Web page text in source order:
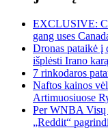
EXCLUSIVE:
gang uses
Dronas pataikė į
išplėsti Irano karą
7 rinkodaros
Naftos kainos
Artimuosiuose
Per WNBA Visų
„Reddit“